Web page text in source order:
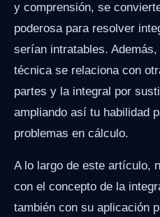
y comprensión, se
poderosa para resolver
serían intratables.
técnica se relaciona con
partes y la integral por
ampliando así tu habilidad
problemas en cálculo.
A lo largo de este artículo,
con el concepto de la
también con su aplicación